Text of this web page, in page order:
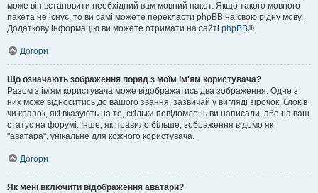
може він встановити необхідний вам мовний пакет. Якщо такого мовного
пакета не існує, то ви самі можете перекласти phpBB на свою рідну мову.
Додаткову інформацію ви можете отримати на сайті phpBB®.
Догори
Що означають зображення поряд з моїм ім'ям користувача?
Разом з ім'ям користувача може відображатись два зображення. Одне з
них може відноситись до вашого звання, зазвичай у вигляді зірочок, блоків
чи крапок, які вказують на те, скільки повідомлень ви написали, або на ваш
статус на форумі. Інше, як правило більше, зображення відомо як
"аватара", унікальне для кожного користувача.
Догори
Як мені включити відображення аватари?